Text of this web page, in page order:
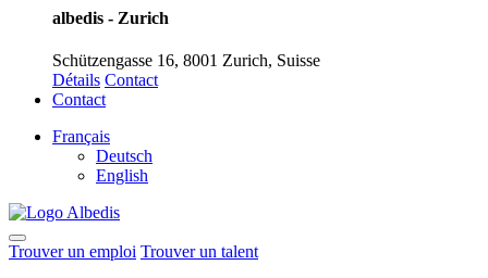
albedis - Zurich
Schützengasse 16, 8001 Zurich, Suisse
Détails Contact
Contact
Français
Deutsch
English
Trouver un emploi Trouver un talent